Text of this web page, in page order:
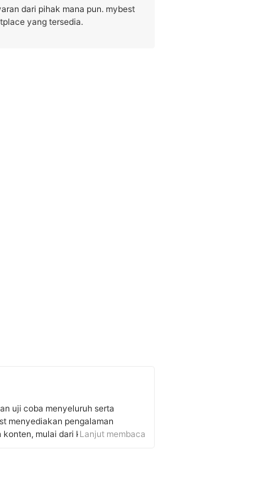
dari pihak mana pun. mybest
yang tersedia.
uji coba menyeluruh serta
menyediakan pengalaman
konten, mulai dari kosmetik,
Lanjut membaca